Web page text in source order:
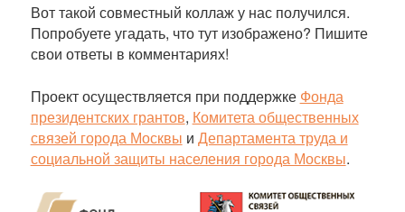
Вот такой совместный коллаж у нас получился.
Попробуете угадать, что тут изображено? Пишите
свои ответы в комментариях!
Проект осуществляется при поддержке Фонда
президентских грантов, Комитета общественных
связей города Москвы и Департамента труда и
социальной защиты населения города Москвы.